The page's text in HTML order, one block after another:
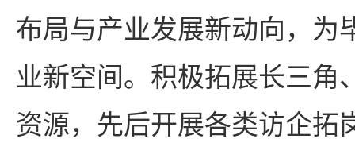
布局与产业发展新动向，为
业新空间。积极拓展长三角
资源，先后开展各类访企拓